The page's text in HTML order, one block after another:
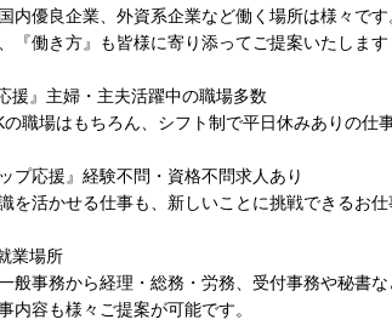
内優良企業、外資系企業など働く場所は様々です
『働き方』も皆様に寄り添ってご提案いたします
援』主婦・主夫活躍中の職場多数
職場はもちろん、シフト制で平日休みありの仕
プ応援』経験不問・資格不問求人あり
を活かせる仕事も、新しいことに挑戦できるお
業場所
般事務から経理・総務・労務、受付事務や秘書な
内容も様々ご提案が可能です。